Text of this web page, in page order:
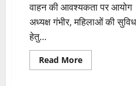
वाहन की आवश्यकता पर आयोग
अध्यक्ष गंभीर, महिलाओं की
हेतु...
Read MoreRead
more